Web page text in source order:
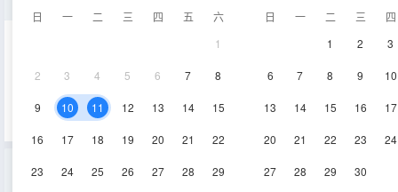
日 一 二 三 四 五
六
1
2 3 4 5 6 7 8
9 10 11 12 13 14 15
16 17 18 19 20 21 22
23 24 25 26 27 28 29
日 一 二 三
四
1
2 3
6 7 8 9 10
13 14 15 16 17
20 21 22 23 24
27 28 29 30
淋浴
帶露台及衞城景觀的頂層套房